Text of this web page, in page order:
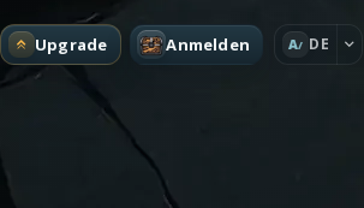
Upgrade Anmelden A DE